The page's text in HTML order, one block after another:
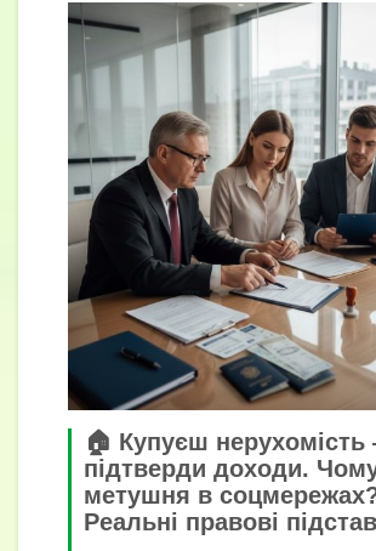
🏠 Купуєш
підтверди доходи.
метушня в
Реальні правові